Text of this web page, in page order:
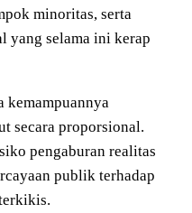
minoritas, serta
yang selama ini kerap
kemampuannya
secara proporsional.
pengaburan realitas
publik terhadap